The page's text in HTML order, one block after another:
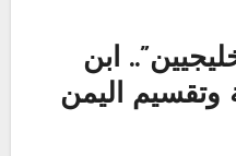
ابن
وتقسيم اليمن